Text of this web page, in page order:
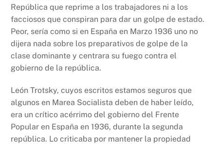
República que reprime a los trabajadores ni a los
facciosos que conspiran para dar un golpe de estado.
Peor, sería como si en España en Marzo 1936 uno no
dijera nada sobre los preparativos de golpe de la
clase dominante y centrara su fuego contra el
gobierno de la república.
León Trotsky, cuyos escritos estamos seguros que
algunos en Marea Socialista deben de haber leído,
era un crítico acérrimo del gobierno del Frente
Popular en España en 1936, durante la segunda
república. Lo criticaba por mantener la propiedad